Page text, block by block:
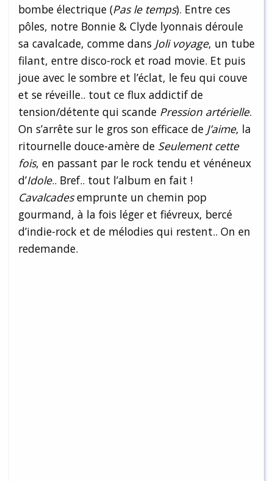
bombe électrique (Pas le temps). Entre ces
pôles, notre Bonnie & Clyde lyonnais déroule
sa cavalcade, comme dans Joli voyage, un tube
filant, entre disco-rock et road movie. Et puis
joue avec le sombre et l’éclat, le feu qui couve
et se réveille.. tout ce flux addictif de
tension/détente qui scande Pression artérielle.
On s’arrête sur le gros son efficace de J’aime, la
ritournelle douce-amère de Seulement cette
fois, en passant par le rock tendu et vénéneux
d’Idole.. Bref.. tout l’album en fait !
Cavalcadesemprunte un chemin pop
gourmand, à la fois léger et fiévreux, bercé
d’indie-rock et de mélodies qui restent.. On en
redemande.